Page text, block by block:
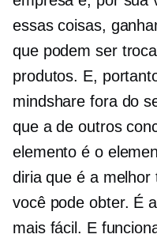
essas coisas,
que podem ser
produtos. E,
mindshare fora do
que a de outros
elemento é o
diria que é a
você pode obter. É
mais fácil. E